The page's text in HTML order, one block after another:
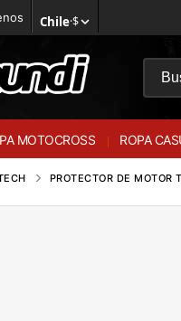
Chile·$
MOTOCROSS ROPA
PROTECTOR DE MOTOR